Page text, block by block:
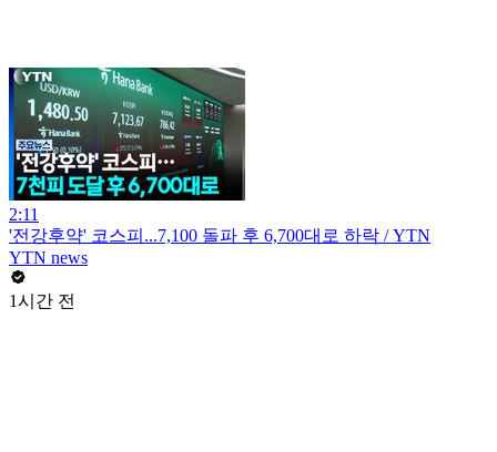
2:11
'전강후약' 코스피...7,100 돌파 후 6,700대로 하락 / YTN
YTN news
1시간 전